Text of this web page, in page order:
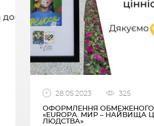
28.05.2023 325
ОФОРМЛЕННЯ
«EUROPА. МИР – НАЙВИЩА
ЛЮДСТВА»